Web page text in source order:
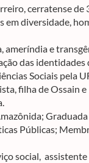
cerratense
em diversidade,
ameríndia e
das identidades
Sociais pela
filha de Ossain
Públicas;
social,